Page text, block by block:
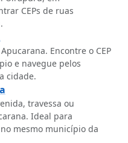
CEPs de ruas
Encontre o CEP
e navegue pelos
cidade.
travessa ou
Ideal para
mesmo município da